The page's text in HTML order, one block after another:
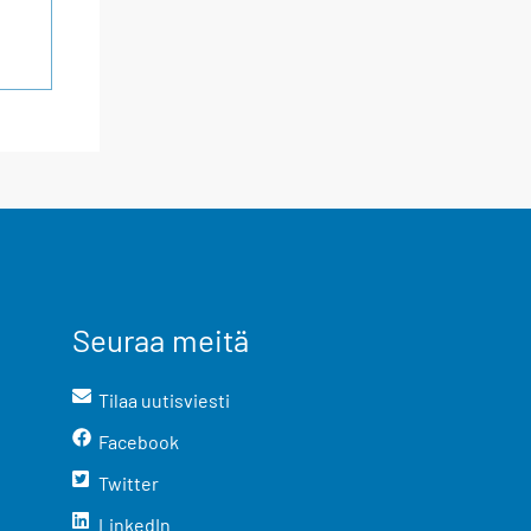
Seuraa meitä
Tilaa uutisviesti
Facebook
Twitter
LinkedIn